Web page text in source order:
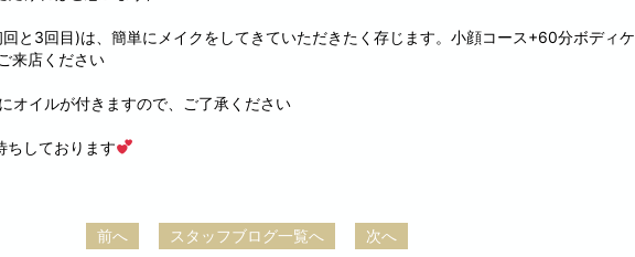
と3回目)は、簡単にメイクをしてきていただきたく存じます。小顔コース+60分ボディ
来店ください
イルが付きますので、ご了承ください
ちしております
前へ スタッフブログ一覧へ 次へ